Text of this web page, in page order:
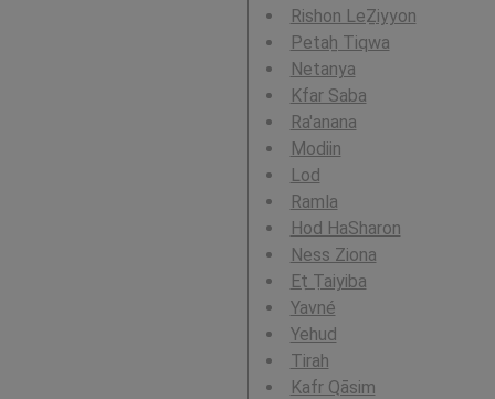
Rishon LeẔiyyon
Petaẖ Tiqwa
Netanya
Kfar Saba
Ra'anana
Modiin
Lod
Ramla
Hod HaSharon
Ness Ziona
Eṭ Ṭaiyiba
Yavné
Yehud
Tirah
Kafr Qāsim